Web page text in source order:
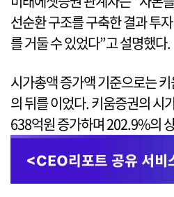
선순환 구조를 구축한 결과 투
를 거둘 수 있었다”고 설명했다.
시가총액 증가액 기준으로는
의 뒤를 이었다. 키움증권의 시
638억원 증가하며 202.9%의